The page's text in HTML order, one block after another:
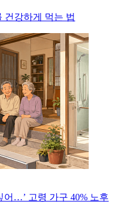
건강하게 먹는 법
어…’ 고령 가구 40% 노후